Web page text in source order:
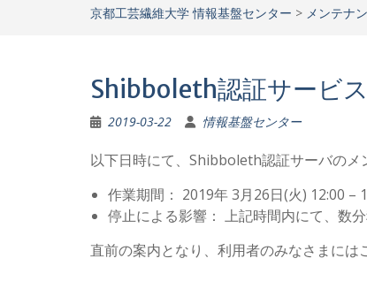
京都工芸繊維大学 情報基盤センター > メンテナ
Shibboleth認証サービ
2019-03-22 情報基盤センター
以下日時にて、Shibboleth認証サーバのメ
作業期間： 2019年 3月26日(火) 12:00 –
停止による影響： 上記時間内にて、数
直前の案内となり、利用者のみなさまには